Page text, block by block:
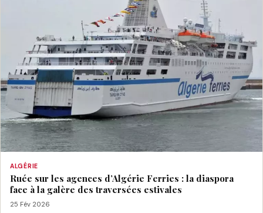
ALGÉRIE
Ruée sur les agences d’Algérie Ferries : la diaspora
face à la galère des traversées estivales
25 Fév 2026